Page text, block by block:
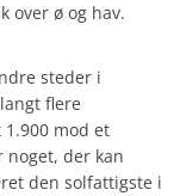
over ø og hav.
steder i
flere
mod et
noget, der kan
den solfattigste i